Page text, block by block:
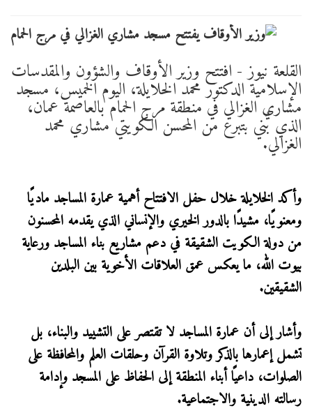
القلعة نيوز - افتتح وزير الأوقاف والشؤون والمقدسات
الإسلامية الدكتور محمد الخلايلة، اليوم الخميس، مسجد
مشاري الغزالي في منطقة مرج الحمام بالعاصمة عمان،
الذي بُني بتبرع من المحسن الكويتي مشاري محمد
الغزالي.
وأكد الخلايلة خلال حفل الافتتاح أهمية عمارة المساجد ماديًا
ومعنويًا، مشيدًا بالدور الخيري والإنساني الذي يقدمه المحسنون
من دولة الكويت الشقيقة في دعم مشاريع بناء المساجد ورعاية
بيوت الله، ما يعكس عمق العلاقات الأخوية بين البلدين
الشقيقين.
وأشار إلى أن عمارة المساجد لا تقتصر على التشييد والبناء، بل
تشمل إعمارها بالذكر وتلاوة القرآن وحلقات العلم والمحافظة على
الصلوات، داعيًا أبناء المنطقة إلى الحفاظ على المسجد وإدامة
رسالته الدينية والاجتماعية.